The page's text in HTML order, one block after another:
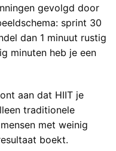
gevolgd door
sprint 30
dan 1 minuut rustig
minuten heb je een
aan dat HIIT je
traditionele
met weinig
boekt.